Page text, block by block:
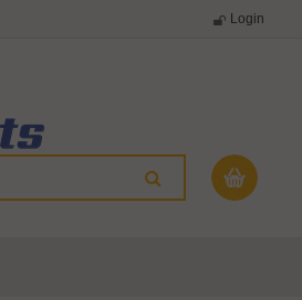
Login